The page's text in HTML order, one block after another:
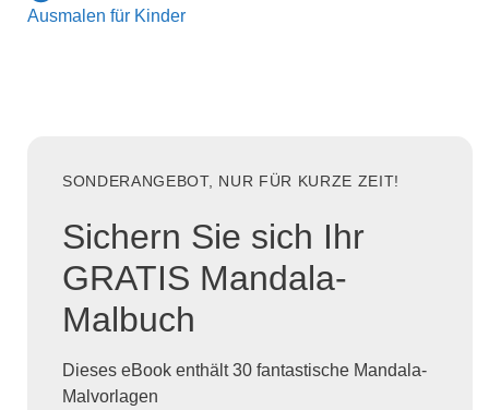
Ausmalen für Kinder
SONDERANGEBOT, NUR FÜR KURZE ZEIT!
Sichern Sie sich Ihr
GRATIS Mandala-
Malbuch
Dieses eBook enthält 30 fantastische Mandala-
Malvorlagen